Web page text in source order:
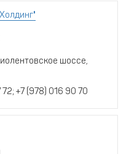
шоссе,
+7 (978) 016 90 70